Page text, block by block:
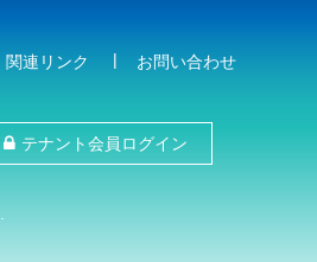
関連リンク お問い合わせ
テナント会員ログイン